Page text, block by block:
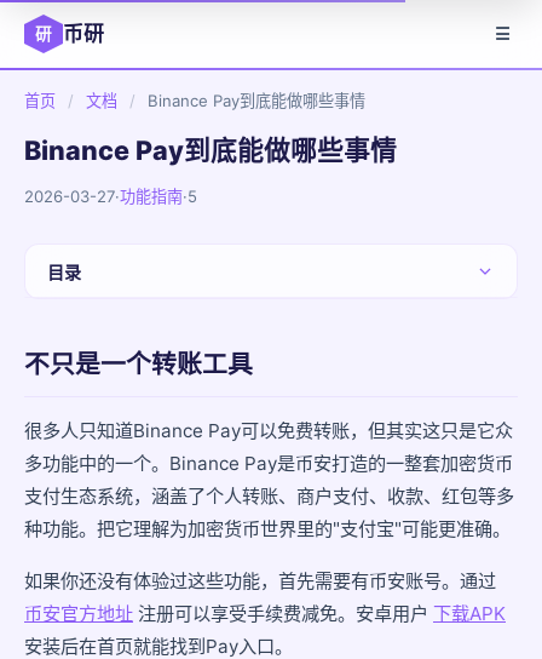
研 币研 ☰
首页 / 文档 / Binance Pay到底能做哪些事情
Binance Pay到底能做哪些事情
2026-03-27·功能指南·5
目录
功能一：零手续费即时转账
功能二：收款码和收款链接
功能三：加密红包（Crypto Box）
功能四：商户支付
功能五：跨境转账
开通和设置
不只是一个转账工具
很多人只知道Binance Pay可以免费转账，但其实这只是它众
多功能中的一个。Binance Pay是币安打造的一整套加密货币
支付生态系统，涵盖了个人转账、商户支付、收款、红包等多
种功能。把它理解为加密货币世界里的"支付宝"可能更准确。
如果你还没有体验过这些功能，首先需要有币安账号。通过
币安官方地址 注册可以享受手续费减免。安卓用户 下载APK
安装后在首页就能找到Pay入口。